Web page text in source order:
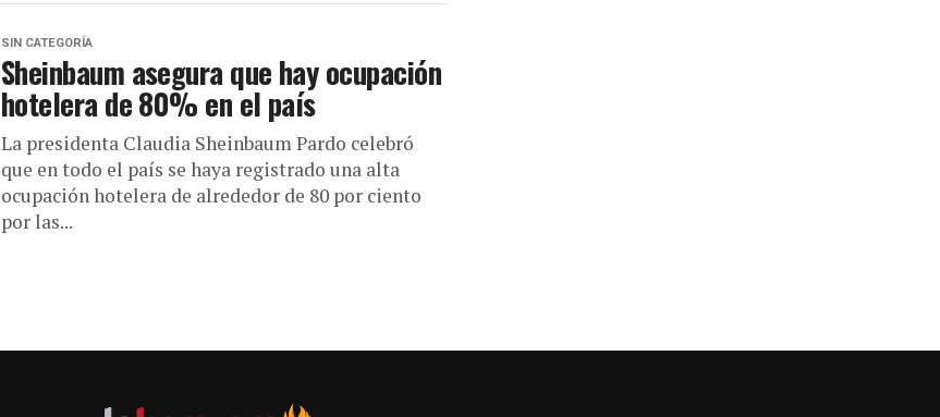
SIN CATEGORÍA
Sheinbaum asegura que hay ocupación
hotelera de 80% en el país
La presidenta Claudia Sheinbaum Pardo celebró
que en todo el país se haya registrado una alta
ocupación hotelera de alrededor de 80 por ciento
por las...